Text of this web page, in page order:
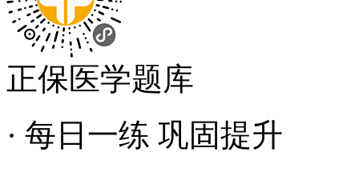
正保医学题库
· 每日一练 巩固提升